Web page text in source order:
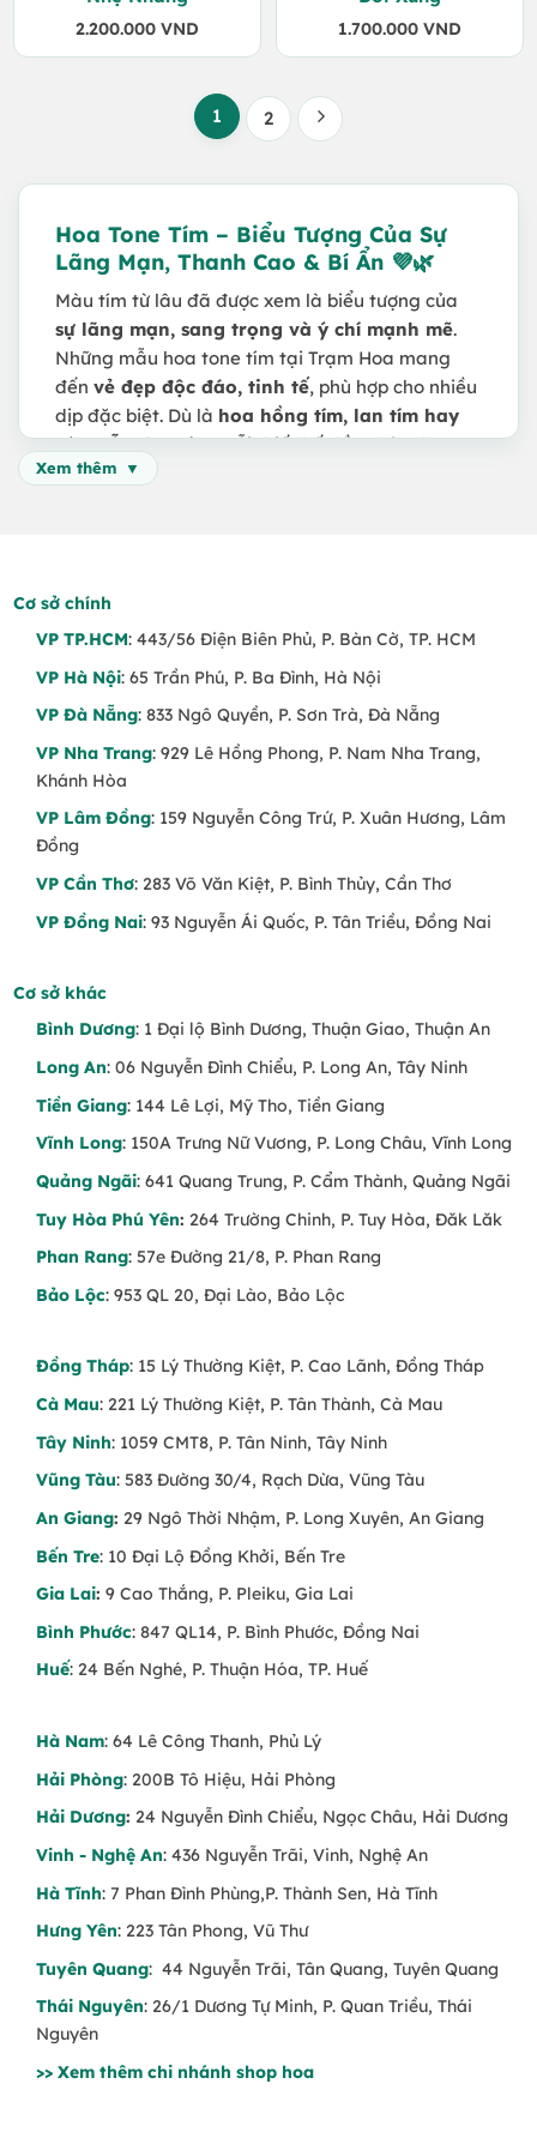
2.200.000 VND 1.700.000 VND
1 2
Hoa Tone Tím – Biểu Tượng Của Sự
Lãng Mạn, Thanh Cao & Bí Ẩn 💜🌿
Màu tím từ lâu đã được xem là biểu tượng của
sự lãng mạn, sang trọng và ý chí mạnh mẽ.
Những mẫu hoa tone tím tại Trạm Hoa mang
đếnvẻ đẹp độc đáo, tinh tế, phù hợp cho nhiều
dịp đặc biệt. Dù là hoa hồng tím, lan tím hay
cúc mẫu đơn tím, mỗi thiết kế đều chứa đựng
những thông điệp ý nghĩa dành cho người nhận.
Bộ sưu tập Hoa Tone Tím
Ý Nghĩa Của Hoa Màu Tím
Tình yêu chung thủy– Hoa màu tím thể
hiện sự
trong tình yêu.
quý phái, tinh tế và sự khác biệt.
Nét bí ẩn và sáng tạo– Tượng trưng chotrí
Những Mẫu Hoa Tone Tím Được Yêu
Hoa hồng tím– Biểu tượng của tình yêu
Lan hồ điệp tím
– Sang trọng, quý phái, phù
hợp để chúc mừng những cột mốc quan
trọng.(Chậu lan hồ điệp)
Cúc mẫu đơn tím
– Thể hiện sự trân trọng,
yêu thương và lời chúc hạnh phúc.
chân thành và viên mãn. (Hoa tặng mẹ)
Khi Nào Nên Tặng Hoa Màu Tím?
Mừng sinh nhật người yêu, vợ, bạn gái
Lời chúc yêu thương và chung thủy. (Hoa sinh
nhật tặng sếp)
Chúc mừng tốt nghiệp, thành công mới
nghiệp)
(Hoa chia buồn)
Đặt Ngay Hoa Tone Tím – Giao Hoa
Nhanh, Đảm Bảo Chất Lượng
thiết kế tinh tế, giúp bạngửi trọn thông điệp
yêu thương đến người nhận
đặt hoa và tận hưởng dịch vụđiện hoa chuyên
Xem thêm
Cơ sở chính
VP TP.HCM: 443/56 Điện Biên Phủ, P. Bàn Cờ, TP. HCM
VP Hà Nội: 65 Trần Phú, P. Ba Đình, Hà Nội
VP Đà Nẵng: 833 Ngô Quyền, P. Sơn Trà, Đà Nẵng
VP Nha Trang: 929 Lê Hồng Phong, P. Nam Nha Trang,
Khánh Hòa
VP Lâm Đồng: 159 Nguyễn Công Trứ, P. Xuân Hương, Lâm
Đồng
VP Cần Thơ: 283 Võ Văn Kiệt, P. Bình Thủy, Cần Thơ
VP Đồng Nai: 93 Nguyễn Ái Quốc, P. Tân Triều, Đồng Nai
Cơ sở khác
Bình Dương: 1 Đại lộ Bình Dương, Thuận Giao, Thuận An
Long An: 06 Nguyễn Đình Chiểu, P. Long An, Tây Ninh
Tiền Giang: 144 Lê Lợi, Mỹ Tho, Tiền Giang
Vĩnh Long: 150A Trưng Nữ Vương, P. Long Châu, Vĩnh Long
Quảng Ngãi: 641 Quang Trung, P. Cẩm Thành, Quảng Ngãi
Tuy Hòa Phú Yên: 264 Trường Chinh, P. Tuy Hòa, Đăk Lăk
Phan Rang: 57e Đường 21/8, P. Phan Rang
Bảo Lộc: 953 QL 20, Đại Lào, Bảo Lộc
Đồng Tháp: 15 Lý Thường Kiệt, P. Cao Lãnh, Đồng Tháp
Cà Mau: 221 Lý Thường Kiệt, P. Tân Thành, Cà Mau
Tây Ninh: 1059 CMT8, P. Tân Ninh, Tây Ninh
Vũng Tàu: 583 Đường 30/4, Rạch Dừa, Vũng Tàu
An Giang: 29 Ngô Thời Nhậm, P. Long Xuyên, An Giang
Bến Tre: 10 Đại Lộ Đồng Khởi, Bến Tre
Gia Lai: 9 Cao Thắng, P. Pleiku, Gia Lai
Bình Phước: 847 QL14, P. Bình Phước, Đồng Nai
Huế: 24 Bến Nghé, P. Thuận Hóa, TP. Huế
Hà Nam: 64 Lê Công Thanh, Phủ Lý
Hải Phòng: 200B Tô Hiệu, Hải Phòng
Hải Dương: 24 Nguyễn Đình Chiểu, Ngọc Châu, Hải Dương
Vinh - Nghệ An: 436 Nguyễn Trãi, Vinh, Nghệ An
Hà Tĩnh: 7 Phan Đình Phùng,P. Thành Sen, Hà Tĩnh
Hưng Yên: 223 Tân Phong, Vũ Thư
Tuyên Quang: 44 Nguyễn Trãi, Tân Quang, Tuyên Quang
Thái Nguyên: 26/1 Dương Tự Minh, P. Quan Triều, Thái
Nguyên
>> Xem thêm chi nhánh shop hoa